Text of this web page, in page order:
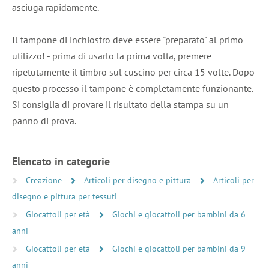
asciuga rapidamente.
Il tampone di inchiostro deve essere "preparato" al primo
utilizzo! - prima di usarlo la prima volta, premere
ripetutamente il timbro sul cuscino per circa 15 volte. Dopo
questo processo il tampone è completamente funzionante.
Si consiglia di provare il risultato della stampa su un
panno di prova.
Elencato in categorie
Creazione Articoli per disegno e pittura
Articoli per
disegno e pittura per tessuti
Giocattoli per età
Giochi e giocattoli per bambini da 6
anni
Giocattoli per età
Giochi e giocattoli per bambini da 9
anni